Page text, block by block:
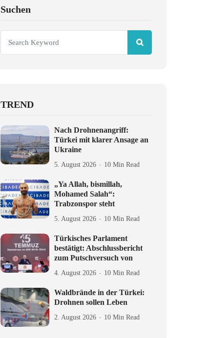
Suchen
TREND
Nach Drohnenangriff:
Türkei mit klarer Ansage an
Ukraine
5. August 2026 10 Min Read
„Ya Allah, bismillah,
Mohamed Salah“:
Trabzonspor steht
5. August 2026 10 Min Read
Türkisches Parlament
bestätigt: Abschlussbericht
zum Putschversuch von
4. August 2026 10 Min Read
Waldbrände in der Türkei:
Drohnen sollen Leben
2. August 2026 10 Min Read